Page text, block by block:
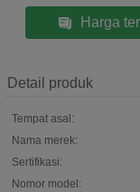
Harga
Detail produk
Tempat asal:
Nama merek:
Sertifikasi:
Nomor model: